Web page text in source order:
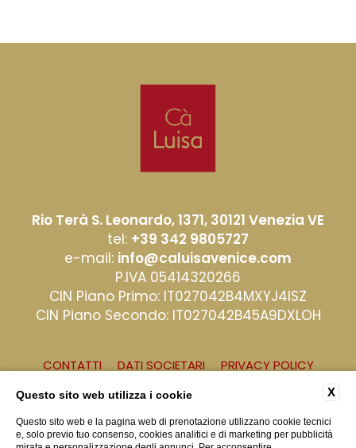
Rio Terà S. Leonardo, 1371, 30121 Venezia VE
tel: +39 342 9805727
e-mail: info@caluisavenice.com
P.IVA 05414320266
CIN Piano Primo: IT027042B4MXYJ4ISZ
CIN Piano Secondo: IT027042B45A9DXLOH
CONTATTI DATI SOCIETARI
PRIVACY POLICY
X
Questo sito web utilizza i cookie
Questo sito web e la pagina web di prenotazione utilizzano cookie tecnici
e, solo previo tuo consenso, cookies analitici e di marketing per pubblicità